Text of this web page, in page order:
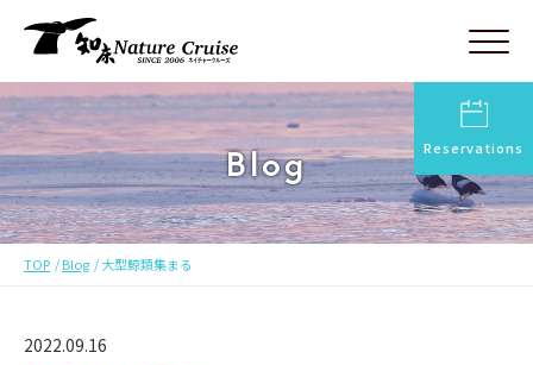
Reservations
Blog
TOP Blog 大型鯨類集まる
2022.09.16